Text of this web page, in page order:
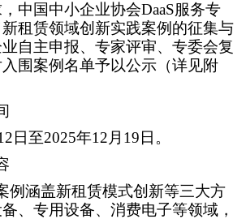
中国中小企业协会DaaS服务专
租赁领域创新实践案例的征集与
自主申报、专家评审、专委会复
围案例名单予以公示（详见附
日至2025年12 月 19 日。
例涵盖新租赁模式创新等三大方
、专用设备、消费电子等领域，